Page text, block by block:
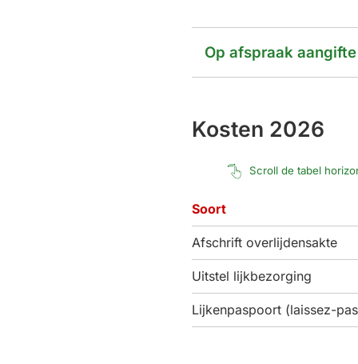
Op afspraak
Kosten 2026
Scroll de tabel
Soort
Afschrift overlijdensakte
Uitstel lijkbezorging
Lijkenpaspoort (laissez-